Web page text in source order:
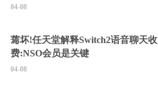
04-08
蔫坏!任天堂解释Switch2语音聊天收
费:NSO会员是关键
04-08